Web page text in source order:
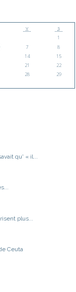
V S
1
7
8
14
15
21
22
28
29
qu' « il...
plus...
Ceuta